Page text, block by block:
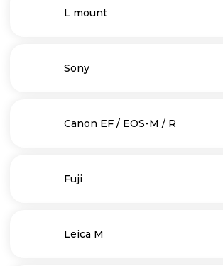
L mount
Sony
Canon EF / EOS-M / R
Fuji
Leica M